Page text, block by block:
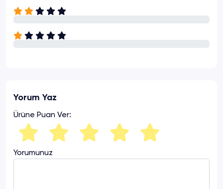
Yorum Yaz
Ürüne Puan Ver:
Yorumunuz